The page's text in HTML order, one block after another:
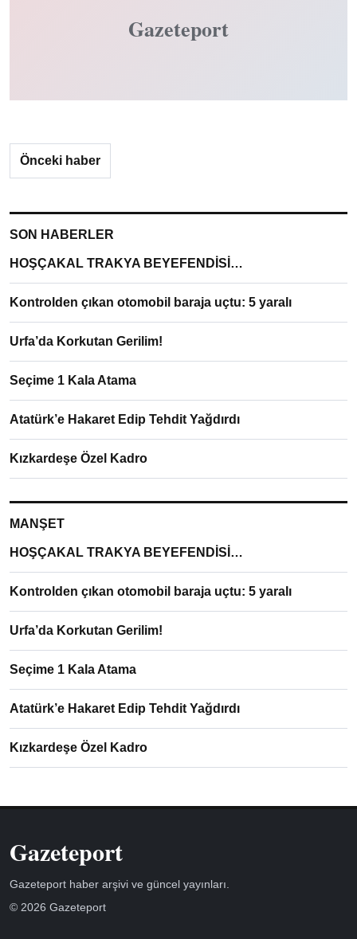
Gazeteport
Önceki haber
SON HABERLER
HOŞÇAKAL TRAKYA BEYEFENDİSİ…
Kontrolden çıkan otomobil baraja uçtu: 5 yaralı
Urfa’da Korkutan Gerilim!
Seçime 1 Kala Atama
Atatürk’e Hakaret Edip Tehdit Yağdırdı
Kızkardeşe Özel Kadro
MANŞET
HOŞÇAKAL TRAKYA BEYEFENDİSİ…
Kontrolden çıkan otomobil baraja uçtu: 5 yaralı
Urfa’da Korkutan Gerilim!
Seçime 1 Kala Atama
Atatürk’e Hakaret Edip Tehdit Yağdırdı
Kızkardeşe Özel Kadro
Gazeteport
Gazeteport haber arşivi ve güncel yayınları.
© 2026 Gazeteport